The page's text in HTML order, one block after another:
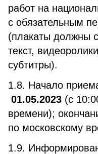
работ на
с обязательным
(плакаты должны
текст,
субтитры).
1.8. Начало
01.05.2023 (с
времени);
по московскому
1.9.